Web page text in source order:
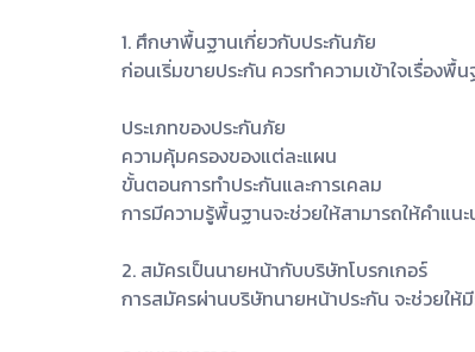
1. ศึกษาพื้นฐานเกี่ยวกับประกันภัย
ก่อนเริ่มขายประกัน ควรทำความเข้าใจเรื่องพื้
ประเภทของประกันภัย
ความคุ้มครองของแต่ละแผน
ขั้นตอนการทำประกันและการเคลม
การมีความรู้พื้นฐานจะช่วยให้สามารถให้คำแน
2. สมัครเป็นนายหน้ากับบริษัทโบรกเกอร์
การสมัครผ่านบริษัทนายหน้าประกัน จะช่วยให้มี